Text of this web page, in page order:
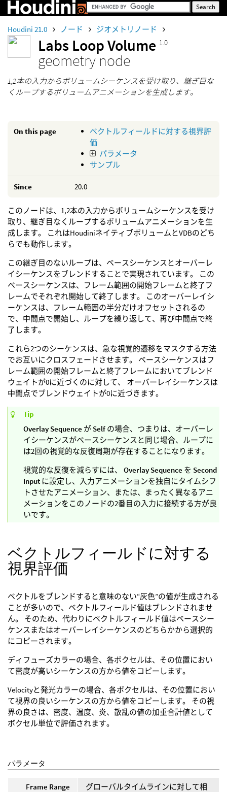
Houdini 21.0 ノード ジオメトリノード
Labs Loop Volume 1.0
geometry node
1,2本の入力からボリュームシーケンスを受け取り、継ぎ目な
くループするボリュームアニメーションを生成します。
On this page
ベクトルフィールドに対する視界評
価
パラメータ
サンプル
Since 20.0
このノードは、1,2本の入力からボリュームシーケンスを受け
取り、継ぎ目なくループするボリュームアニメーションを生
成します。 これはHoudiniネイティブボリュームとVDBのどち
らでも動作します。
この継ぎ目のないループは、ベースシーケンスとオーバーレ
イシーケンスをブレンドすることで実現されています。 この
ベースシーケンスは、フレーム範囲の開始フレームと終了フ
レームでそれぞれ開始して終了します。 このオーバーレイシ
ーケンスは、フレーム範囲の半分だけオフセットされるの
で、中間点で開始し、ループを繰り返して、再び中間点で終
了します。
これら2つのシーケンスは、急な視覚的遷移をマスクする方法
でお互いにクロスフェードさせます。 ベースシーケンスはフ
レーム範囲の開始フレームと終了フレームにおいてブレンド
ウェイトが0に近づくのに対して、 オーバーレイシーケンスは
中間点でブレンドウェイトが0に近づきます。
Tip
Overlay Sequence が Self の場合、つまりは、オーバーレ
イシーケンスがベースシーケンスと同じ場合、ループに
は2回の視覚的な反復周期が存在することになります。
視覚的な反復を減らすには、 Overlay Sequence を Second
Input に設定し、入力アニメーションを独自にタイムシフ
トさせたアニメーション、または、まったく異なるアニ
メーションをこのノードの2番目の入力に接続する方が良
いです。
ベクトルフィールドに対する
視界評価
ベクトルをブレンドすると意味のない“灰色”の値が生成される
ことが多いので、ベクトルフィールド値はブレンドされませ
ん。 そのため、代わりにベクトルフィールド値はベースシー
ケンスまたはオーバーレイシーケンスのどちらかから選択的
にコピーされます。
ディフューズカラーの場合、各ボクセルは、その位置におい
て密度が高いシーケンスの方から値をコピーします。
Velocityと発光カラーの場合、各ボクセルは、その位置におい
て視界の良いシーケンスの方から値をコピーします。 その視
界の良さは、密度、温度、炎、散乱の値の加重合計値として
ボクセル単位で評価されます。
パラメータ
Frame Range
グローバルタイムラインに対して相